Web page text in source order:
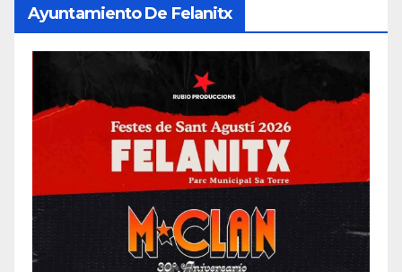
Ayuntamiento De Felanitx